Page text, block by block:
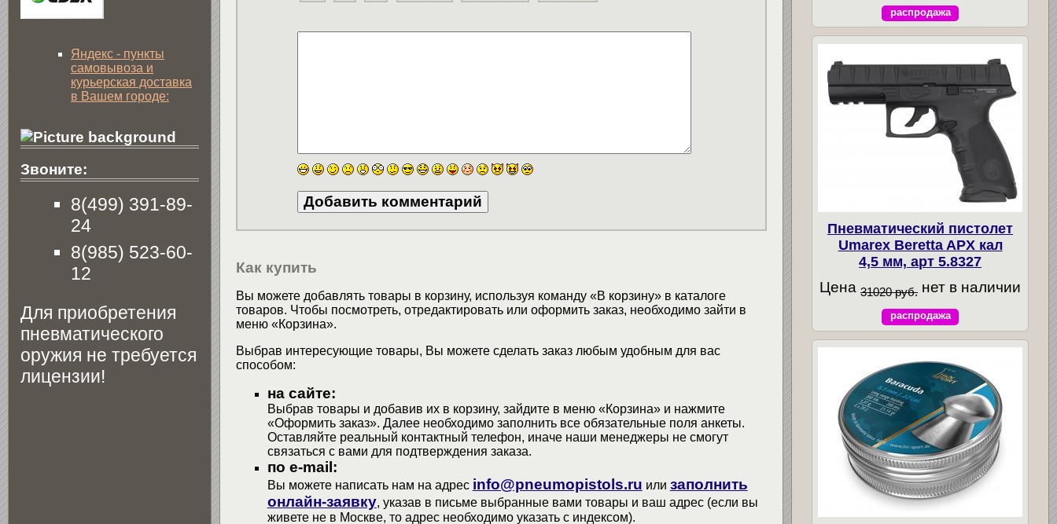
Как купить
Вы можете добавлять товары в корзину, используя команду «В корзину» в каталоге
товаров. Чтобы посмотреть, отредактировать или оформить заказ, необходимо зайти в
меню «Корзина».
Выбрав интересующие товары, Вы можете сделать заказ любым удобным для вас
способом:
на сайте:
Выбрав товары и добавив их в корзину, зайдите в меню «Корзина» и нажмите
«Оформить заказ». Далее необходимо заполнить все обязательные поля анкеты.
Оставляйте реальный контактный телефон, иначе наши менеджеры не смогут
связаться с вами для подтверждения заказа.
по e-mail:
Вы можете написать нам на адрес info@pneumopistols.ru или заполнить
онлайн-заявку, указав в письме выбранные вами товары и ваш адрес (если вы
живете не в Москве, то адрес необходимо указать с индексом).
Яндекс - пункты
самовывоза и
курьерская доставка
в Вашем городе:
Звоните:
8(499) 391-89-
24
8(985) 523-60-
12
Для приобретения
пневматического
оружия не требуется
лицензии!
распродажа
Пневматический пистолет
Umarex Beretta APX кал
4,5 мм, арт 5.8327
Цена31020 руб. нет в наличии
распродажа